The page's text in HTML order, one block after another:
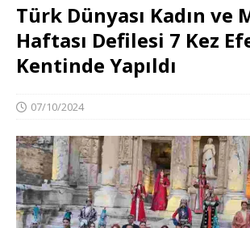
Türk Dünyası Kadın ve
Haftası Defilesi 7 Kez
Kentinde Yapıldı
07/10/2024